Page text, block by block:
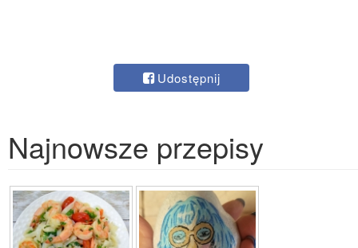
Udostępnij
Najnowsze przepisy